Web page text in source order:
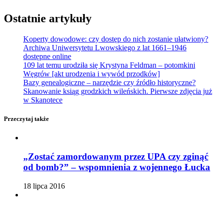
Ostatnie artykuły
Koperty dowodowe: czy dostęp do nich zostanie ułatwiony?
Archiwa Uniwersytetu Lwowskiego z lat 1661–1946
dostępne online
109 lat temu urodziła się Krystyna Feldman – potomkini
Węgrów [akt urodzenia i wywód przodków]
Bazy genealogiczne – narzędzie czy źródło historyczne?
Skanowanie ksiąg grodzkich wileńskich. Pierwsze zdjęcia już
w Skanotece
Przeczytaj także
„Zostać zamordowanym przez UPA czy zginąć
od bomb?” – wspomnienia z wojennego Łucka
18 lipca 2016